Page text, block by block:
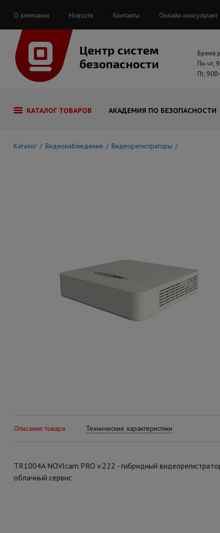
О компании Новости Контакты Онлайн консультант
Время
Пн-чт,
Пт,
КАТАЛОГ ТОВАРОВ АКАДЕМИЯ ПО БЕЗОПАСНОСТИ
Каталог Видеонаблюдение Видеорегистраторы
Описание товара Технические характеристики
TR1004A NOVIcam PRO v.222 - гибридный
облачный сервис